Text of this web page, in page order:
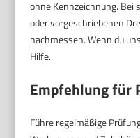
ohne Kennzeichnung. Bei
oder vorgeschriebenen
nachmessen. Wenn du
Hilfe.
Empfehlung für
Führe regelmäßige